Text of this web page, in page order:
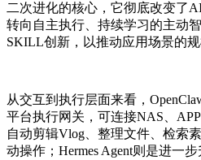
二次进化的核心，它彻底改变了
转向 自主执行、持续学习的主动
SKILL创新，以推动应用场景的规
从交互到执行层面来看，
平台执行网关，可连接NAS、
自动剪辑Vlog、整理文件、检索
动操作；Hermes Agent则是进一